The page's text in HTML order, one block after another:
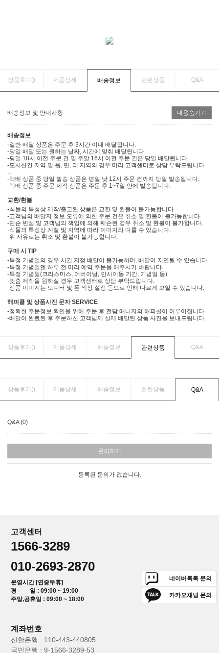
상품후기() 제품상세 배송정보 관련상품 Q&A
배송정보 및 안내사항 내용숨기기
배송정보
-일반 배달 상품은 주문 후 3시간 이내 배달됩니다.
-당일 배달 또는 원하는 날짜, 시간에 맞춰 배달됩니다.
-평일 18시 이전 주문 건 및 주말 16시 이전 주문 건은 당일 배달됩니다.
-도서산간 지역 및 읍, 면, 리 지역의 경우 미리 고객센터로 상담 부탁드립니다.
-택배 상품 중 당일 발송 상품은 평일 낮 12시 주문 건까지 당일 발송됩니다.
-택배 상품 중 주문 제작 상품은 주문 후 1~7일 안에 발송됩니다.
교환/환불
-식물의 특성상 제작/출고된 상품은 교환 및 환불이 불가능합니다.
-고객님의 배달지 정보 오류에 의한 주문 건은 취소 및 환불이 불가능합니다.
-단순 변심 및 고객님의 책임에 의해 훼손된 경우 취소 및 환불이 불가합니다.
-식물의 특성상 계절 및 지역에 따라 이미지와 다를 수 있습니다.
-위 사유로는 취소 및 환불이 불가능합니다.
구매 시 TIP
-특정 기념일의 경우 시간 지정 배달이 불가능하며, 배달이 지연될 수 있습니다.
-특정 기념일엔 하루 전 미리 예약 주문을 해주시기 바랍니다.
-특정 기념일(크리스마스, 어버이날, 인사이동 기간, 기념일 등)
-맞춤 제작을 원하실 경우 고객센터로 상담 부탁드립니다.
-상품 이미지는 모니터 및 폰 색상 설정 등으로 인해 다르게 보일 수 있습니다.
해피콜 및 상품사진 문자 SERVICE
-정확한 주문정보 확인을 위해 주문 후 전담 매니저의 해피콜이 이루어집니다.
-배달이 완료된 후 주문하신 고객님께 실제 배달된 상품 사진을 보내드립니다.
상품후기() 제품상세 배송정보 관련상품 Q&A
상품후기() 제품상세 배송정보 관련상품 Q&A
Q&A (0)
문의하기
등록된 문의가 없습니다.
고객센터
1566-3289
010-2693-2870
운영시간 [연중무휴]
평 일 : 09:00 ~ 19:00
주말,공휴일 : 09:00 ~ 18:00
네이버톡톡 문의
카카오채널 문의
계좌번호
신한은행 : 110-443-440805
국민은행 : 9-1566-3289-53